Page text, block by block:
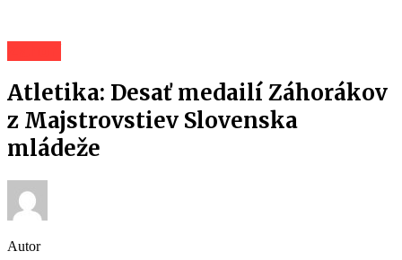
Atletika: Desať medailí Záhorákov
z Majstrovstiev Slovenska
mládeže
Autor